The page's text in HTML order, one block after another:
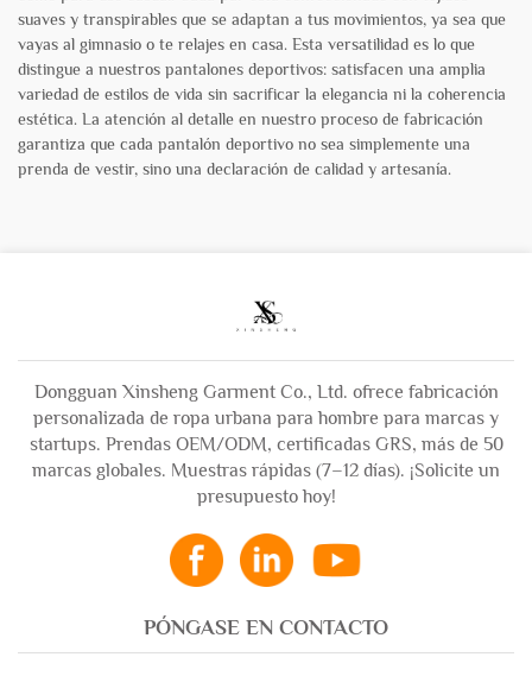
suaves y transpirables que se adaptan a tus movimientos, ya sea que
vayas al gimnasio o te relajes en casa. Esta versatilidad es lo que
distingue a nuestros pantalones deportivos: satisfacen una amplia
variedad de estilos de vida sin sacrificar la elegancia ni la coherencia
estética. La atención al detalle en nuestro proceso de fabricación
garantiza que cada pantalón deportivo no sea simplemente una
prenda de vestir, sino una declaración de calidad y artesanía.
Dongguan Xinsheng Garment Co., Ltd. ofrece fabricación
personalizada de ropa urbana para hombre para marcas y
startups. Prendas OEM/ODM, certificadas GRS, más de 50
marcas globales. Muestras rápidas (7–12 días). ¡Solicite un
presupuesto hoy!
PÓNGASE EN CONTACTO